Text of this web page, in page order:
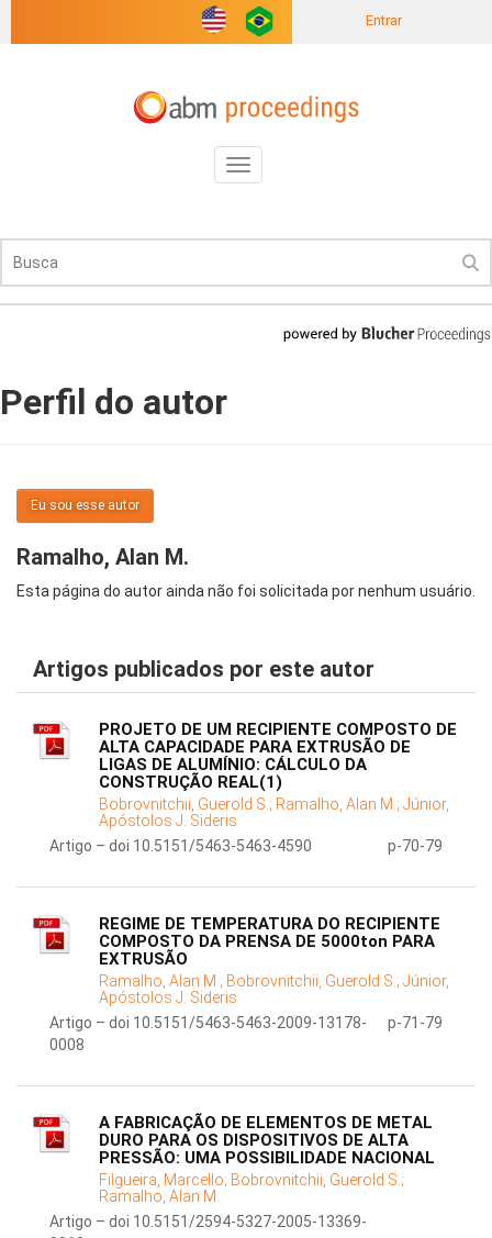
Entrar
Toggle
navigation
Perfil do autor
Eu sou esse autor
Ramalho, Alan M.
Esta página do autor ainda não foi solicitada por nenhum usuário.
Artigos publicados por este autor
PROJETO DE UM RECIPIENTE COMPOSTO DE
ALTA CAPACIDADE PARA EXTRUSÃO DE
LIGAS DE ALUMÍNIO: CÁLCULO DA
CONSTRUÇÃO REAL(1)
Bobrovnitchii, Guerold S.; Ramalho, Alan M.; Júnior,
Apóstolos J. Sideris
Artigo – doi 10.5151/5463-5463-4590
p-70-79
REGIME DE TEMPERATURA DO RECIPIENTE
COMPOSTO DA PRENSA DE 5000ton PARA
EXTRUSÃO
Ramalho, Alan M.; Bobrovnitchii, Guerold S.; Júnior,
Apóstolos J. Sideris
Artigo – doi 10.5151/5463-5463-2009-13178-
0008
p-71-79
A FABRICAÇÃO DE ELEMENTOS DE METAL
DURO PARA OS DISPOSITIVOS DE ALTA
PRESSÃO: UMA POSSIBILIDADE NACIONAL
Filgueira, Marcello; Bobrovnitchii, Guerold S.;
Ramalho, Alan M.
Artigo – doi 10.5151/2594-5327-2005-13369-